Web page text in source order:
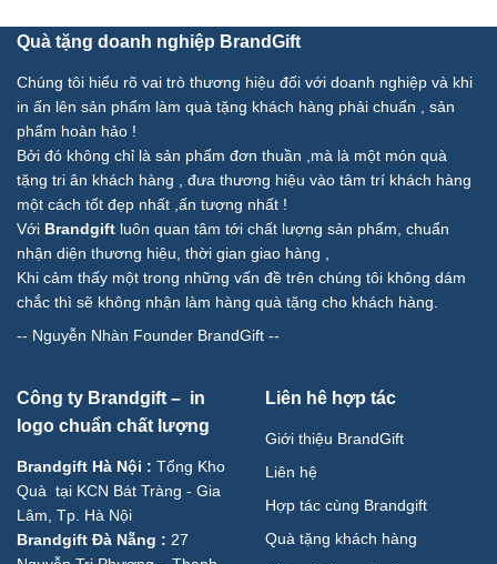
Quà tặng doanh nghiệp BrandGift
Chúng tôi hiểu rõ vai trò thương hiệu đối với doanh nghiệp và khi
in ấn lên sản phẩm làm quà tặng khách hàng phải chuẩn , sản
phẩm hoàn hảo !
Bởi đó không chỉ là sản phẩm đơn thuần ,mà là một món quà
tặng tri ân khách hàng , đưa thương hiệu vào tâm trí khách hàng
một cách tốt đẹp nhất ,ấn tượng nhất !
Với Brandgift luôn quan tâm tới chất lượng sản phẩm, chuẩn
nhận diện thương hiệu, thời gian giao hàng ,
Khi cảm thấy một trong những vấn đề trên chúng tôi không dám
chắc thì sẽ không nhận làm hàng quà tặng cho khách hàng.
-- Nguyễn Nhàn Founder BrandGift --
Công ty Brandgift – in
logo chuẩn chất lượng
Brandgift Hà Nội : Tổng Kho
Quà tại KCN Bát Tràng - Gia
Lâm, Tp. Hà Nội
Brandgift Đà Nẵng : 27
Liên hê hợp tác
Giới thiệu BrandGift
Liên hệ
Hợp tác cùng Brandgift
Quà tặng khách hàng